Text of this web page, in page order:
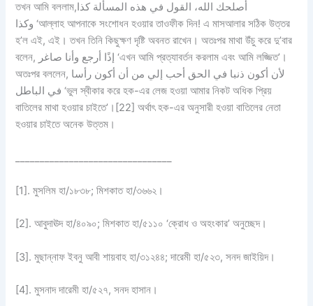
তখন আমি বললাম,أصلحك الله، القول في هذه المسألة كذا
وكذا ‘আল্লাহ আপনাকে সংশোধন হওয়ার তাওফীক দিন! এ মাসআলার সঠিক উত্তর
হ’ল এই, এই। তখন তিনি কিছুক্ষণ দৃষ্টি অবনত রাখেন। অতঃপর মাথা উঁচু করে দু’বার
বলেন, إذًا أرجع وأنا صاغر ‘এখন আমি প্রত্যাবর্তন করলাম এবং আমি লজ্জিত’।
অতঃপর বললেন, لأن أكون ذنبا في الحق أحب إلي من أن أكون رأسا
في الباطل ‘ভুল স্বীকার করে হক-এর লেজ হওয়া আমার নিকট অধিক প্রিয়
বাতিলের মাথা হওয়ার চাইতে’।[22] অর্থাৎ হক-এর অনুসারী হওয়া বাতিলের নেতা
হওয়ার চাইতে অনেক উত্তম।
[1]. মুসলিম হা/১৮৩৮; মিশকাত হা/৩৬৬২।
[2]. আবুদাঊদ হা/৪০৯০; মিশকাত হা/৫১১০ ‘ক্রোধ ও অহংকার’ অনুচ্ছেদ।
[3]. মুছান্নাফ ইবনু আবী শায়বাহ হা/৩১২৪৪; দারেমী হা/৫২৩, সনদ জাইয়িদ।
[4]. মুসনাদ দারেমী হা/৫২৭, সনদ হাসান।